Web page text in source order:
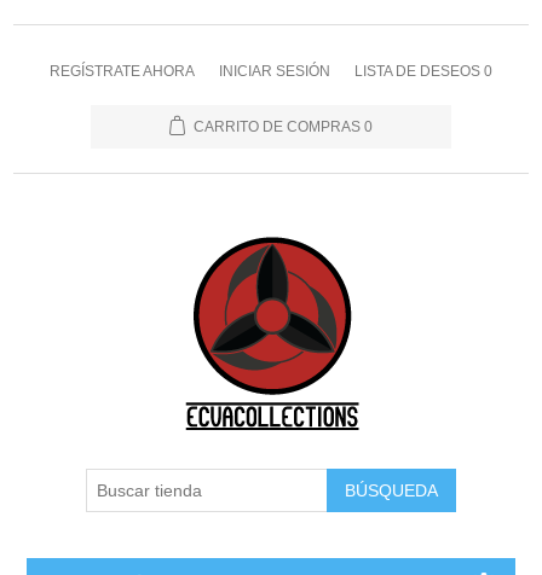
REGÍSTRATE AHORA INICIAR SESIÓN LISTA DE DESEOS 0
CARRITO DE COMPRAS 0
BÚSQUEDA